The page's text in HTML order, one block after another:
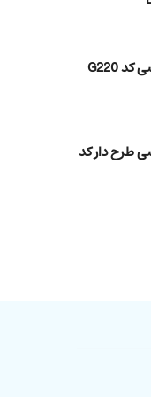
نوار لبه پی وی سی کد G220
طرح دار کد